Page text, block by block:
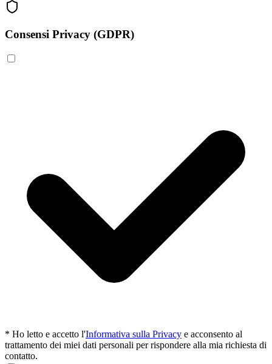
Consensi Privacy (GDPR)
* Ho letto e accetto l'Informativa sulla Privacy e acconsento al
trattamento dei miei dati personali per rispondere alla mia richiesta di
contatto.